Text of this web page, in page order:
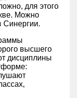
для этого
Можно
Синергии.
высшего
дисциплины